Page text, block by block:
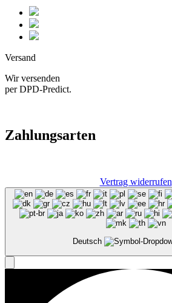
Versand
Wir versenden
per DPD-Predict.
Zahlungsarten
Vertrag widerrufen
Deutsch